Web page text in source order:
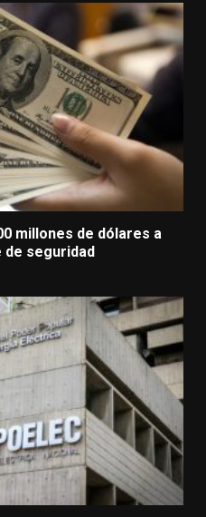
millones de dólares a
de seguridad